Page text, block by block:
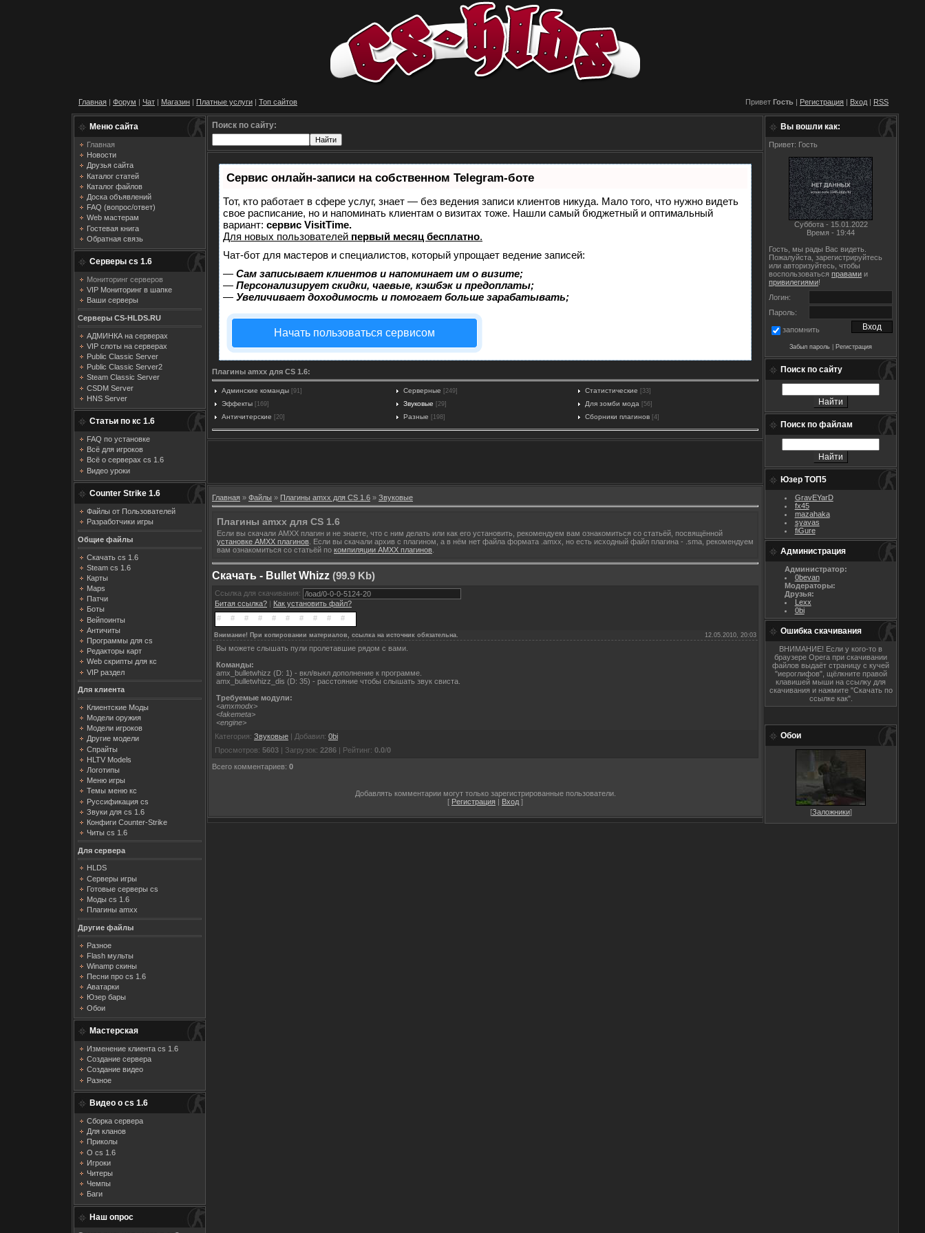
Главная | Форум | Чат | Магазин | Платные услуги | Топ сайтов Привет Гость | Регистрация | Вход | RSS
Меню сайта
Главная
Новости
Друзья сайта
Каталог статей
Каталог файлов
Доска объявлений
FAQ (вопрос/ответ)
Web мастерам
Гостевая книга
Обратная связь
Серверы cs 1.6
Мониторинг серверов
VIP Мониторинг в шапке
Ваши серверы
Серверы CS-HLDS.RU
АДМИНКА на серверах
VIP слоты на серверах
Public Classic Server
Public Classic Server2
Steam Classic Server
CSDM Server
HNS Server
Статьи по кс 1.6
FAQ по установке
Всё для игроков
Всё о серверах cs 1.6
Видео уроки
Counter Strike 1.6
Файлы от Пользователей
Разработчики игры
Общие файлы
Скачать cs 1.6
Steam cs 1.6
Карты
Maps
Патчи
Боты
Вейпоинты
Античиты
Программы для cs
Редакторы карт
Web скрипты для кс
VIP раздел
Для клиента
Клиентские Моды
Модели оружия
Модели игроков
Другие модели
Спрайты
HLTV Models
Логотипы
Меню игры
Темы меню кс
Руссификация cs
Звуки для cs 1.6
Конфиги Counter-Strike
Читы cs 1.6
Для сервера
HLDS
Серверы игры
Готовые серверы cs
Моды cs 1.6
Плагины amxx
Другие файлы
Разное
Flash мульты
Winamp скины
Песни про cs 1.6
Аватарки
Юзер бары
Обои
Мастерская
Изменение клиента cs 1.6
Создание сервера
Создание видео
Разное
Видео о cs 1.6
Сборка сервера
Для кланов
Приколы
О cs 1.6
Игроки
Читеры
Чемпы
Баги
Наш опрос
Поиск по сайту:
Сервис онлайн-записи на собственном Telegram-боте
Тот, кто работает в сфере услуг, знает — без ведения записи клиентов никуда. Мало того, что нужно видеть
свое расписание, но и напоминать клиентам о визитах тоже. Нашли самый бюджетный и оптимальный
вариант: сервис VisitTime.
Для новых пользователей первый месяц бесплатно.
Чат-бот для мастеров и специалистов, который упрощает ведение записей:
— Сам записывает клиентов и напоминает им о визите;
— Персонализирует скидки, чаевые, кэшбэк и предоплаты;
— Увеличивает доходимость и помогает больше зарабатывать;
Начать пользоваться сервисом
Плагины amxx для CS 1.6:
Админские команды [91] Серверные [249] Статистические [33]
Эффекты [169] Звуковые [29] Для зомби мода [56]
Античитерские [20] Разные [198] Сборники плагинов [4]
Главная » Файлы » Плагины amxx для CS 1.6 » Звуковые
Плагины amxx для CS 1.6
Если вы скачали AMXX плагин и не знаете, что с ним делать или как его установить, рекомендуем вам ознакомиться со статьёй, посвящённой
установке AMXX плагинов . Если вы скачали архив с плагином, а в нём нет файла формата .amxx, но есть исходный файл плагина - .sma, рекомендуем
вам ознакомиться со статьёй по компиляции AMXX плагинов
Скачать - Bullet Whizz (99.9 Kb)
Ссылка для скачивания:
Битая ссылка?
Как установить файл?
Внимание! При копировании материалов, ссылка на источник обязательна. 12.05.2010, 20:03
Вы можете слышать пули пролетавшие рядом с вами.
Команды:
amx_bulletwhizz (D: 1) - вкл/выкл дополнение к программе.
amx_bulletwhizz_dis (D: 35) - расстояние чтобы слышать звук свиста.
Требуемые модули:
<amxmodx>
<fakemeta>
<engine>
Категория: Звуковые Добавил: 0bi
Просмотров: 5603 Загрузок: 2286 Рейтинг: 0.0/0
Всего комментариев: 0
Добавлять комментарии могут только зарегистрированные пользователи.
[ Регистрация Вход ]
Вы вошли как:
Привет: Гость
Суббота - 15.01.2022
Время - 19:44
Гость, мы рады Вас видеть.
Пожалуйста, зарегистрируйтесь
или авторизуйтесь, чтобы
воспользоваться правами и
привилегиями!
Логин:
Пароль:
запомнить
Забыл пароль Регистрация
Поиск по сайту
Поиск по файлам
Юзер ТОП5
GravEYarD
fx45
mazahaka
syavas
fiGure
Администрация
Администратор:
0bevan
Модераторы:
Друзья:
Lexx
0bi
Ошибка скачивания
ВНИМАНИЕ! Если у кого-то в
браузере Opera при скачивании
файлов выдаёт страницу с кучей
"иероглифов", щёлкните правой
клавишей мыши на ссылку для
скачивания и нажмите "Скачать по
ссылке как".
Обои
[Заложники]